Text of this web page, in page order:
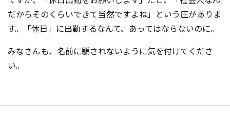
だからそのくらいできて当然ですよね」という圧がありま
す。「休日」に出勤するなんて、あってはならないのに。
みなさんも、名前に騙されないように気を付けてくださ
い。